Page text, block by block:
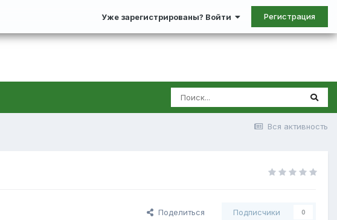
Уже зарегистрированы? Войти Регистрация
Вся активность
Поделиться Подписчики 0